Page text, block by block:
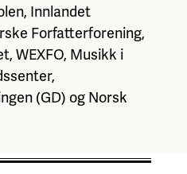
Innlandet
Forfatterforening,
WEXFO, Musikk i
(GD) og Norsk